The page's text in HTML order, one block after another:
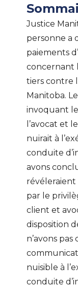
Justice
personne a
paiements
concernant
tiers contre
Manitoba.
invoquant
l’avocat et
nuirait à
conduite
avons
par le
client et
disposition
n’avons pas
nuisible à
conduite